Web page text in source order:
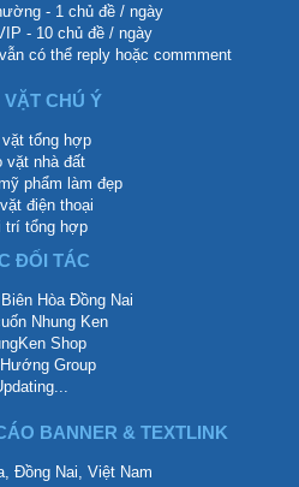
- 1 chủ đề / ngày
- 10 chủ đề / ngày
có thể reply hoặc commment
VẶT CHÚ Ý
vặt tổng hợp
vặt nhà đất
phẩm làm đẹp
điện thoại
trí tổng hợp
ĐỐI TÁC
Hòa Đồng Nai
Nhung Ken
Shop
Group
BANNER & TEXTLINK
Đồng Nai, Việt Nam